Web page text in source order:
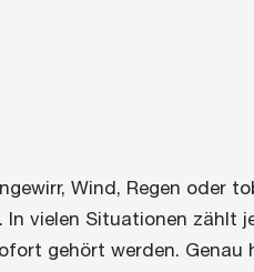
Wind, Regen oder
In vielen Situationen zählt
gehört werden. Genau